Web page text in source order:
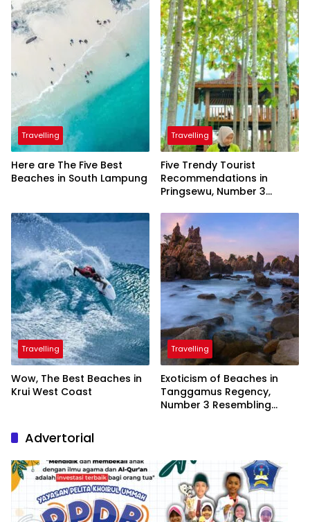
Travelling
Here are The Five Best
Beaches in South Lampung
Travelling
Five Trendy Tourist
Recommendations in
Pringsewu, Number 3
President
Travelling
Wow, The Best Beaches in
Krui West Coast
Travelling
Exoticism of Beaches in
Tanggamus Regency,
Number 3 Resembling
Advertorial